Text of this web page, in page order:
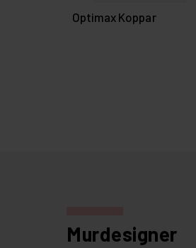
Optimax Koppar
Murdesigner